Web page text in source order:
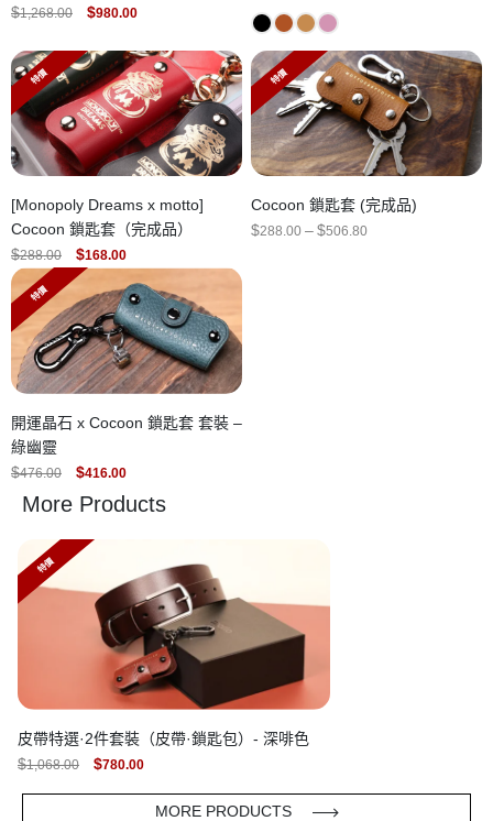
$1,268.00
ORIGINAL
$1,268.00.
$980.00CURRENT
$980.00.
特價
[Monopoly Dreams x motto]
Cocoon 鎖匙套（完成品）
$288.00
ORIGINAL
PRICE
WAS:
$288.00.
$168.00CURRENT
PRICE
IS:
$168.00.
特價
Cocoon 鎖匙套 (完成品)
$288.00 –$506.80PRICE
特價
開運晶石 x Cocoon 鎖匙套 套裝 –
綠幽靈
$476.00
ORIGINAL
WAS:
$476.00.
$416.00CURRENT
IS:
$416.00.
More Products
特價
皮帶特選·2件套裝（皮帶·鎖匙包）- 深啡色
$1,068.00
ORIGINAL
WAS:
$1,068.00.
$780.00CURRENT
IS:
$780.00.
MORE PRODUCTS